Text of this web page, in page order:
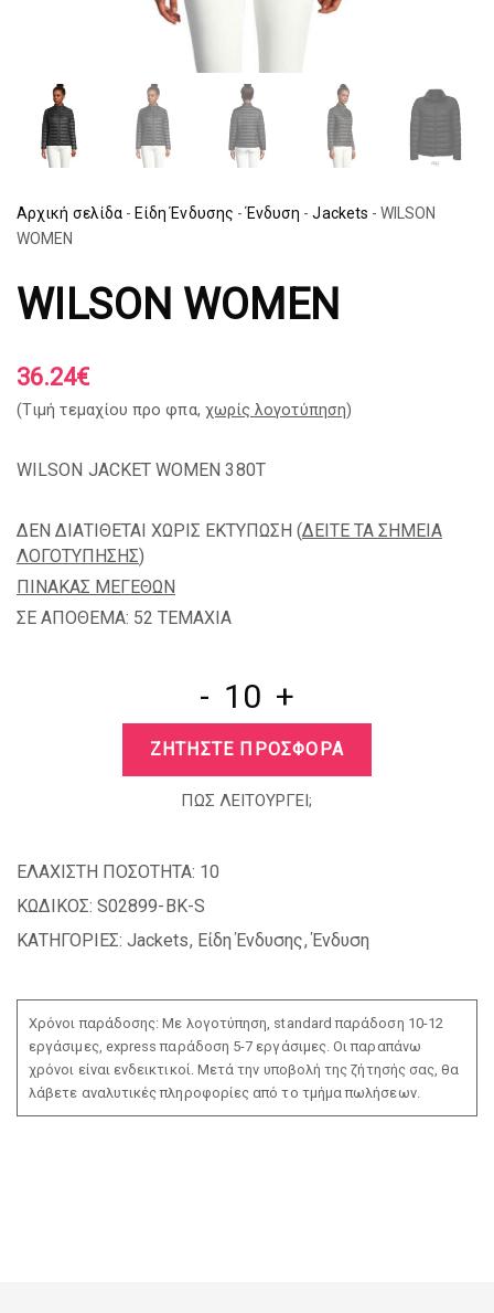
Αρχική σελίδα - Είδη Ένδυσης - Ένδυση - Jackets - WILSON
WOMEN
WILSON WOMEN
36.24€
(Tιμή τεμαχίου προ φπα, χωρίς λογοτύπηση)
WILSON JACKET WOMEN 380T
ΔΕΝ ΔΙΑΤΙΘΕΤΑΙ ΧΩΡΙΣ ΕΚΤΥΠΩΣΗ (ΔΕΙΤΕ ΤΑ ΣΗΜΕΙΑ
ΛΟΓΟΤΥΠΗΣΗΣ)
ΠΙΝΑΚΑΣ ΜΕΓΕΘΩΝ
ΣΕ ΑΠΟΘΕΜΑ: 52 TEMAXIA
- +
ΖΗΤΗΣΤΕ ΠΡΟΣΦΟΡΑ
ΠΩΣ ΛΕΙΤΟΥΡΓΕΙ;
ΕΛΑΧΙΣΤΗ ΠΟΣΟΤΗΤΑ: 10
ΚΩΔΙΚΟΣ: S02899-BK-S
ΚΑΤΗΓΟΡΙΕΣ: Jackets, Είδη Ένδυσης,Ένδυση
Χρόνοι παράδοσης: Με λογοτύπηση, standard παράδοση 10-12
εργάσιμες, express παράδοση 5-7 εργάσιμες. Οι παραπάνω
χρόνοι είναι ενδεικτικοί. Μετά την υποβολή της ζήτησής σας, θα
λάβετε αναλυτικές πληροφορίες από το τμήμα πωλήσεων.